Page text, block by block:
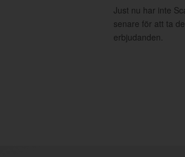
Just nu har inte
senare för att ta
erbjudanden.